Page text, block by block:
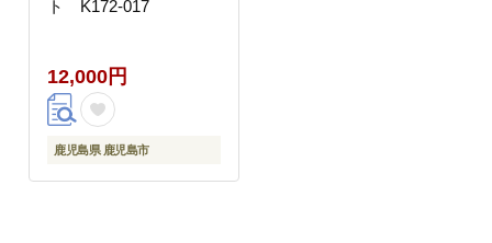
ト K172-017
12,000円
鹿児島県 鹿児島市